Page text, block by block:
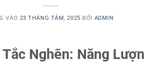
VÀO 23 THÁNG TÁM, 2025 BỞI ADMIN
Nghẽn: Năng